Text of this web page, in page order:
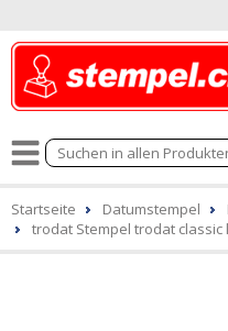
Startseite Datumstempel
trodat Stempel trodat classic